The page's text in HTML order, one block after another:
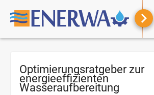
Optimierungsratgeber zur
energieeffizienten
Wasseraufbereitung